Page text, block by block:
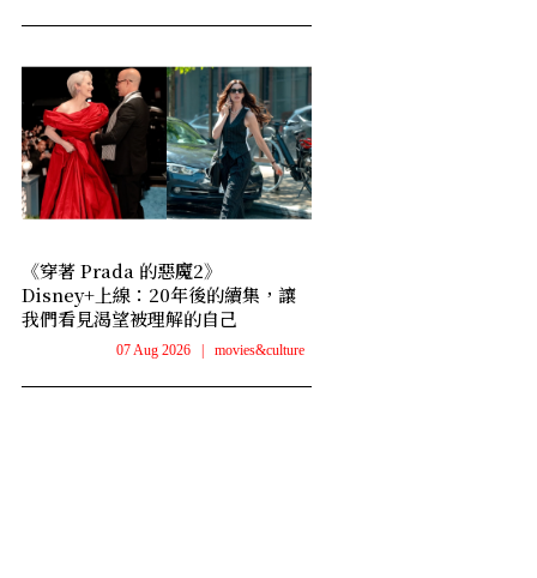
《穿著 Prada 的惡魔2》
Disney+上線：20年後的續集，讓
我們看見渴望被理解的自己
07 Aug 2026 movies&culture